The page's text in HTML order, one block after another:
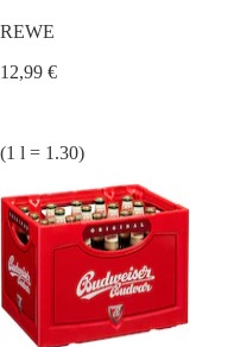
REWE
12,99 €
(1 l = 1.30)